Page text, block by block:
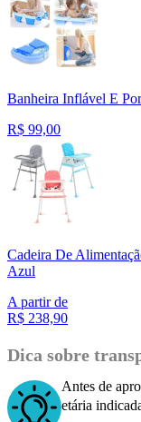
Banheira Inflável E
R$ 99,00
Cadeira De
Azul
A partir de
R$ 238,90
Dica sobre
Antes de
etária